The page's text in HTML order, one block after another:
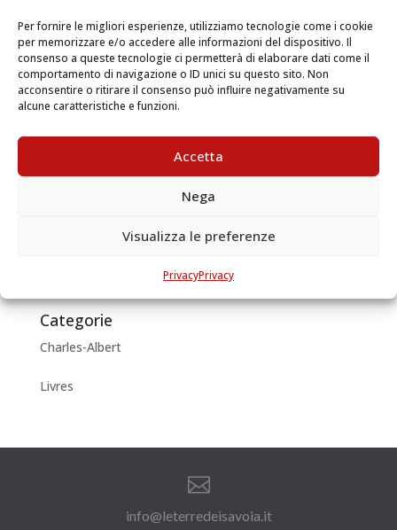
Per fornire le migliori esperienze, utilizziamo tecnologie come i cookie
per memorizzare e/o accedere alle informazioni del dispositivo. Il
consenso a queste tecnologie ci permetterà di elaborare dati come il
comportamento di navigazione o ID unici su questo sito. Non
acconsentire o ritirare il consenso può influire negativamente su
alcune caratteristiche e funzioni.
Accetta
Nega
Visualizza le preferenze
PrivacyPrivacy
Livres et territoire / Charles-Albert Parcourez le livre
Aller au parcours de visite Memoriali Auteur:Francesco
Salata Date de publication:1895 L’historien Francesco
Salata, un grand érudit sur la vie du Roi, transcrit et
Articoli recenti
Charles- Albert de Savoie: lecteur et écrivain
Categorie
Charles-Albert
Livres

info@leterredeisavoia.it